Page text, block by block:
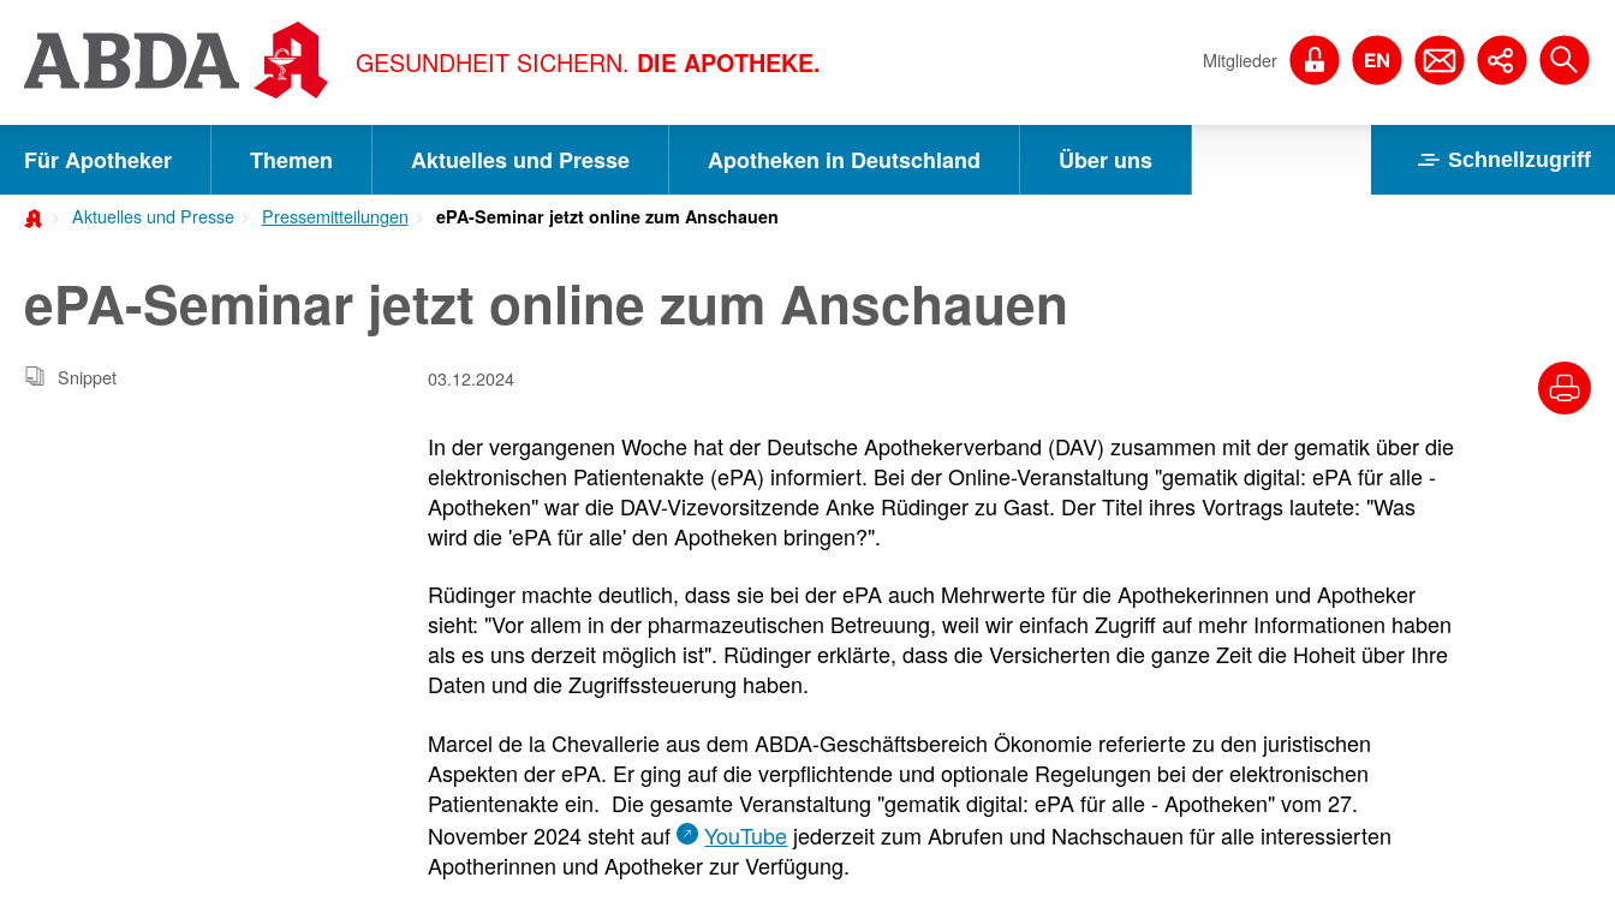
direkt
zu:
zur
Hauptnavigation
zur
zum
GESUNDHEIT SICHERN. DIE APOTHEKE. Mitglieder
Für Apotheker Themen Aktuelles und Presse Apotheken in Deutschland Über uns Schnellzugriff
Aktuelles und Presse Pressemitteilungen ePA-Seminar jetzt online zum Anschauen
ePA-Seminar jetzt online zum Anschauen
Snippet 03.12.2024
In der vergangenen Woche hat der Deutsche Apothekerverband (DAV) zusammen mit der gematik über die
elektronischen Patientenakte (ePA) informiert. Bei der Online-Veranstaltung "gematik digital: ePA für alle -
Apotheken" war die DAV-Vizevorsitzende Anke Rüdinger zu Gast. Der Titel ihres Vortrags lautete: "Was
wird die 'ePA für alle' den Apotheken bringen?".
Rüdinger machte deutlich, dass sie bei der ePA auch Mehrwerte für die Apothekerinnen und Apotheker
sieht: "Vor allem in der pharmazeutischen Betreuung, weil wir einfach Zugriff auf mehr Informationen haben
als es uns derzeit möglich ist". Rüdinger erklärte, dass die Versicherten die ganze Zeit die Hoheit über Ihre
Daten und die Zugriffssteuerung haben.
Marcel de la Chevallerie aus dem ABDA-Geschäftsbereich Ökonomie referierte zu den juristischen
Aspekten der ePA. Er ging auf die verpflichtende und optionale Regelungen bei der elektronischen
Patientenakte ein. Die gesamte Veranstaltung "gematik digital: ePA für alle - Apotheken" vom 27.
November 2024 steht auf
YouTube jederzeit zum Abrufen und Nachschauen für alle interessierten
Apotherinnen und Apotheker zur Verfügung.
S
n
e
l
l
z
u
g
S
t
e
t
e
i
l
e
S
h
e